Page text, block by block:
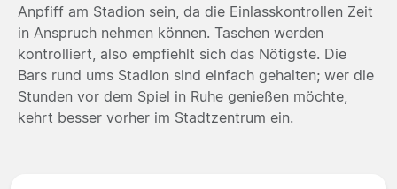
Anpfiff am Stadion sein, da die Einlasskontrollen Zeit
in Anspruch nehmen können. Taschen werden
kontrolliert, also empfiehlt sich das Nötigste. Die
Bars rund ums Stadion sind einfach gehalten; wer die
Stunden vor dem Spiel in Ruhe genießen möchte,
kehrt besser vorher im Stadtzentrum ein.